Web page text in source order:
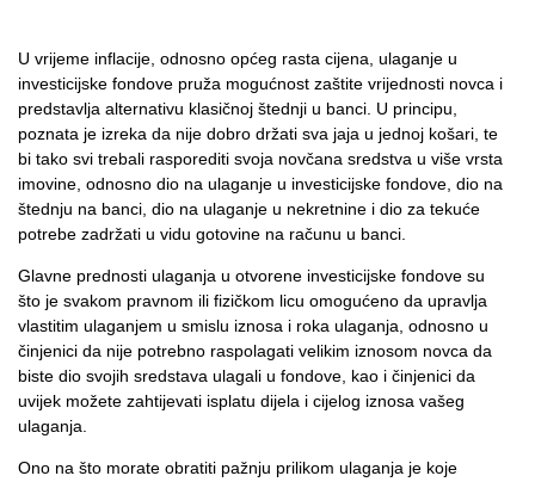
U vrijeme inflacije, odnosno općeg rasta cijena, ulaganje u
investicijske fondove pruža mogućnost zaštite vrijednosti novca i
predstavlja alternativu klasičnoj štednji u banci. U principu,
poznata je izreka da nije dobro držati sva jaja u jednoj košari, te
bi tako svi trebali rasporediti svoja novčana sredstva u više vrsta
imovine, odnosno dio na ulaganje u investicijske fondove, dio na
štednju na banci, dio na ulaganje u nekretnine i dio za tekuće
potrebe zadržati u vidu gotovine na računu u banci.
Glavne prednosti ulaganja u otvorene investicijske fondove su
što je svakom pravnom ili fizičkom licu omogućeno da upravlja
vlastitim ulaganjem u smislu iznosa i roka ulaganja, odnosno u
činjenici da nije potrebno raspolagati velikim iznosom novca da
biste dio svojih sredstava ulagali u fondove, kao i činjenici da
uvijek možete zahtijevati isplatu dijela i cijelog iznosa vašeg
ulaganja.
Ono na što morate obratiti pažnju prilikom ulaganja je koje